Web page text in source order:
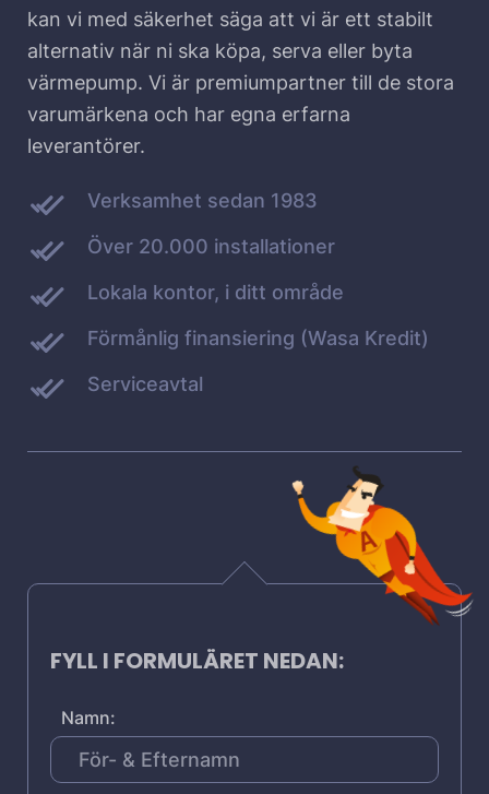
kan vi med säkerhet säga att vi är ett stabilt
alternativ när ni ska köpa, serva eller byta
värmepump. Vi är premiumpartner till de stora
varumärkena och har egna erfarna
leverantörer.
Verksamhet sedan 1983
Över 20.000 installationer
Lokala kontor, i ditt område
Förmånlig finansiering (Wasa Kredit)
Serviceavtal
FYLL I FORMULÄRET NEDAN:
Namn: